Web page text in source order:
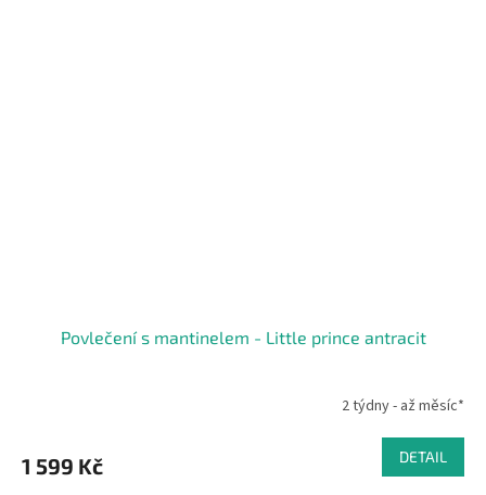
Povlečení s mantinelem - Little prince antracit
2 týdny - až měsíc*
1 599 Kč DETAIL